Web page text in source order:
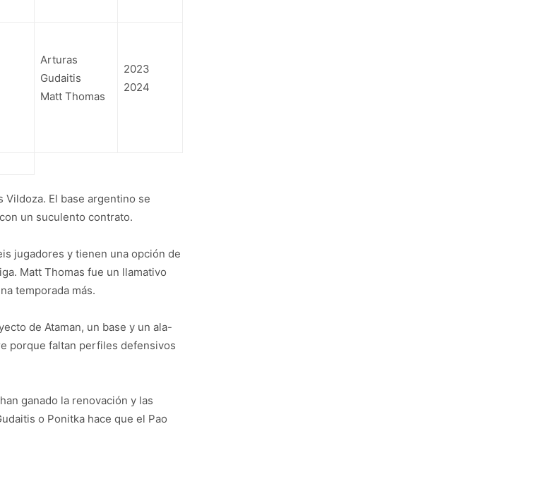
Arturas
Gudaitis
Matt Thomas
2023
2024
Vildoza. El base argentino se
un suculento contrato.
jugadores y tienen una opción de
Matt Thomas fue un llamativo
temporada más.
de Ataman, un base y un ala-
porque faltan perfiles defensivos
ganado la renovación y las
o Ponitka hace que el Pao